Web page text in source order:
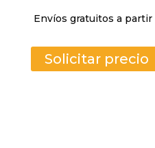
Envíos gratuitos a
Solicitar precio